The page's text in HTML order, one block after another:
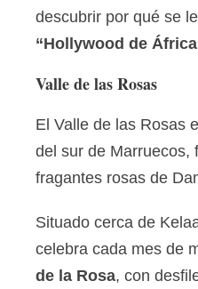
descubrir por qué se
“Hollywood de
Valle de las Rosas
El Valle de las Rosas
del sur de Marruecos,
fragantes rosas de
Situado cerca de
celebra cada mes de
de la Rosa, con